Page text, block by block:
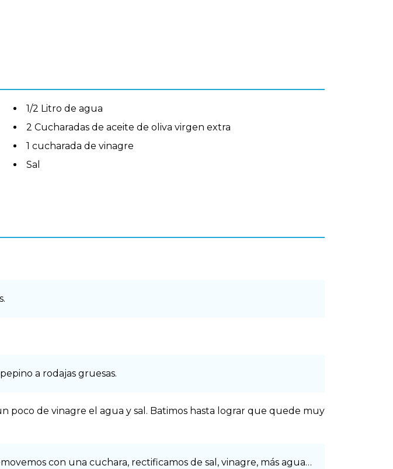
1/2 Litro de agua
2 Cucharadas de aceite de oliva virgen extra
1 cucharada de vinagre
Sal
a rodajas gruesas.
poco de vinagre el agua y sal. Batimos hasta lograr que quede muy
con una cuchara, rectificamos de sal, vinagre, más agua…